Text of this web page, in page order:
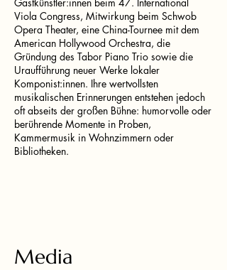
Viola Congress, Mitwirkung beim Schwob
Opera Theater, eine China-Tournee mit dem
American Hollywood Orchestra, die
Gründung des Tabor Piano Trio sowie die
Uraufführung neuer Werke lokaler
Komponist:innen. Ihre wertvollsten
musikalischen Erinnerungen entstehen jedoch
oft abseits der großen Bühne: humorvolle oder
berührende Momente in Proben,
Kammermusik in Wohnzimmern oder
Bibliotheken.
Media